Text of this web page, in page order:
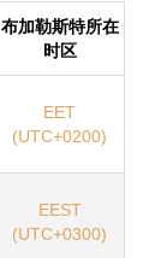
布加勒斯特所在
时区
EET
(UTC+0200)
EEST
(UTC+0300)